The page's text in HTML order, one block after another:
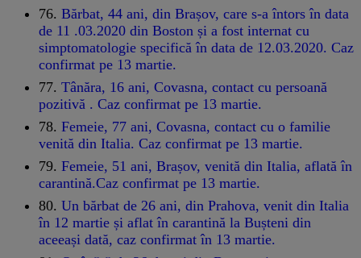
76. Bărbat, 44 ani, din Brașov, care s-a întors în data
de 11 .03.2020 din Boston și a fost internat cu
simptomatologie specifică în data de 12.03.2020. Caz
confirmat pe 13 martie.
77. Tânăra, 16 ani, Covasna, contact cu persoană
pozitivă . Caz confirmat pe 13 martie.
78. Femeie, 77 ani, Covasna, contact cu o familie
venită din Italia. Caz confirmat pe 13 martie.
79. Femeie, 51 ani, Brașov, venită din Italia, aflată în
carantină.Caz confirmat pe 13 martie.
80. Un bărbat de 26 ani, din Prahova, venit din Italia
în 12 martie și aflat în carantină la Bușteni din
aceeași dată, caz confirmat în 13 martie.